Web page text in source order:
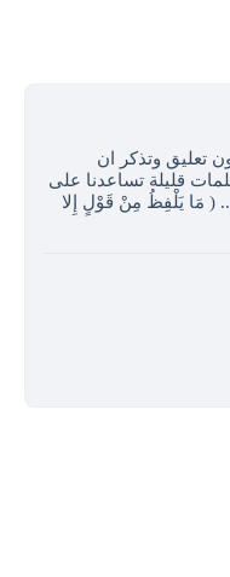
تعليق وتذكر ان
قليلة تساعدنا على
( مَا يَلْفِظُ مِنْ قَوْلٍ إِلا